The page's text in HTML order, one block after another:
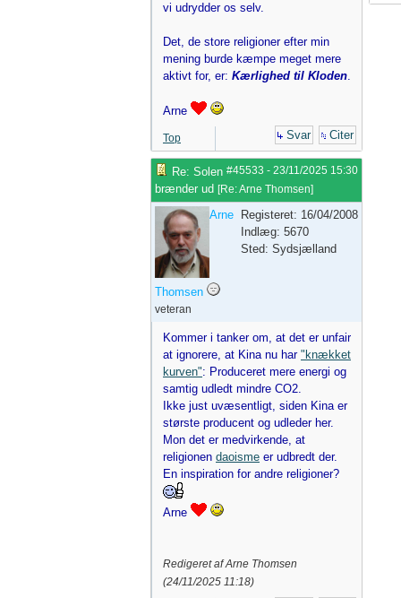
vi udrydder os selv.
Det, de store religioner efter min
mening burde kæmpe meget mere
aktivt for, er: Kærlighed til Kloden.
Arne
Top Svar Citer
#45533 - 23/11/2025 15:30
Re: Solen
brænder ud [Re: Arne Thomsen]
Arne
Thomsen
veteran
Registeret: 16/04/2008
Indlæg: 5670
Sted: Sydsjælland
Kommer i tanker om, at det er unfair
at ignorere, at Kina nu har "knækket
kurven": Produceret mere energi og
samtig udledt mindre CO2.
Ikke just uvæsentligt, siden Kina er
største producent og udleder her.
Mon det er medvirkende, at
religionen daoisme er udbredt der.
En inspiration for andre religioner?
Arne
Redigeret af Arne Thomsen
(24/11/2025 11:18)